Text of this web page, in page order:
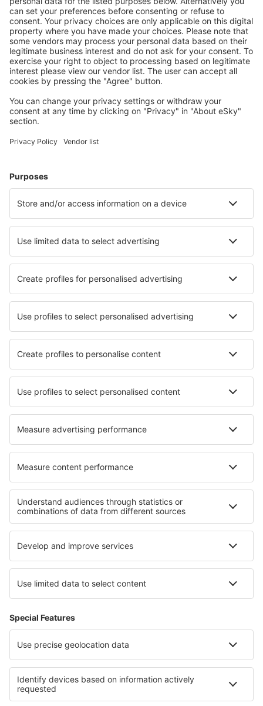
Leros Island Airport (LRS)
Thessaloniki Makedonia (SKG)
Milos National Airport (MLO)
Mykonos Airport (JMK)
Mitylena Intl Airport (MJT)
Paros Airport (PAS)
Preveza Lefkada Aktion (PVK)
Santorini Kamari (JTR)
Skiathos Airport (JSI)
Skyros Airport (SKU)
Syros Airport (JSY)